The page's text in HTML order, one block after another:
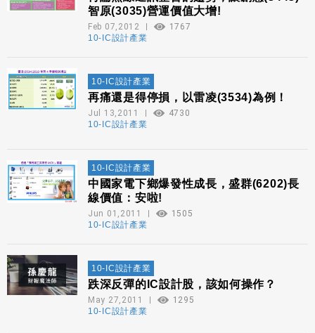
智原(3035)營運價值大增!
Feb 07,2012
1767
10-IC設計產業
10-IC設計產業
再痛還是得停損，以雷凌(3534)為例！
Jul 13,2011
4730
10-IC設計產業
10-IC設計產業
中國家電下鄉爆發性成長，盛群(6202)長
線價值：安啦!
Jun 01,2011
1505
10-IC設計產業
10-IC設計產業
跌深反彈的IC設計股，該如何操作？
May 27,2011
1295
10-IC設計產業